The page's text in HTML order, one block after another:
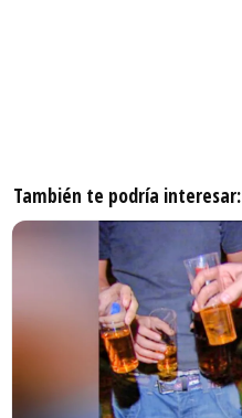
También te podría interesar: